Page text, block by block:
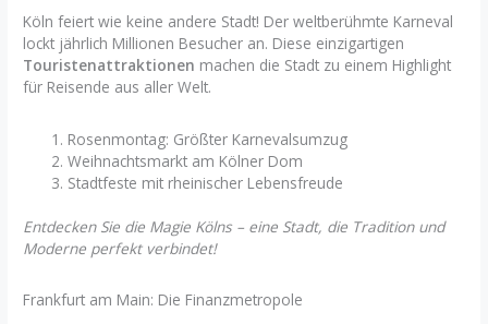
Köln feiert wie keine andere Stadt! Der weltberühmte Karneval
lockt jährlich Millionen Besucher an. Diese einzigartigen
Touristenattraktionen machen die Stadt zu einem Highlight
für Reisende aus aller Welt.
Rosenmontag: Größter Karnevalsumzug
Weihnachtsmarkt am Kölner Dom
Stadtfeste mit rheinischer Lebensfreude
Entdecken Sie die Magie Kölns – eine Stadt, die Tradition und
Moderne perfekt verbindet!
Frankfurt am Main: Die Finanzmetropole